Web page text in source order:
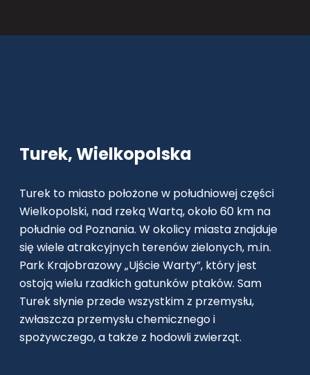
Turek, Wielkopolska
Turek to miasto położone w południowej części
Wielkopolski, nad rzeką Wartą, około 60 km na
południe od Poznania. W okolicy miasta znajduje
się wiele atrakcyjnych terenów zielonych, m.in.
Park Krajobrazowy „Ujście Warty”, który jest
ostoją wielu rzadkich gatunków ptaków. Sam
Turek słynie przede wszystkim z przemysłu,
zwłaszcza przemysłu chemicznego i
spożywczego, a także z hodowli zwierząt.